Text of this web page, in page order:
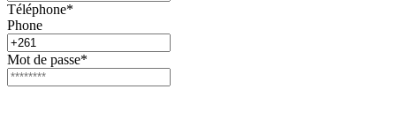
Téléphone*
Phone
Mot de passe*